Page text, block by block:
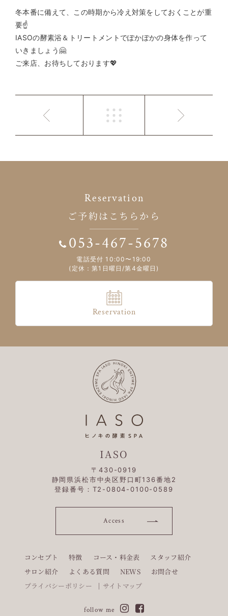
冬本番に備えて、この時期から冷え対策をしておくことが重
要☝️
IASOの酵素浴＆トリートメントでぽかぽかの身体を作って
いきましょう🤗
ご来店、お待ちしております💖
Reservation
ご予約はこちらから
053-467-5678
電話受付 10:00〜19:00
(定休：第1日曜日/第4金曜日)
Reservation
IASO
〒430-0919
静岡県浜松市中央区野口町136番地2
登録番号：T2-0804-0100-0589
Access
コンセプト 特徴 コース・料金表
スタッフ紹介
サロン紹介
よくある質問 NEWS
お問合せ
プライバシーポリシー
サイトマップ
follow me